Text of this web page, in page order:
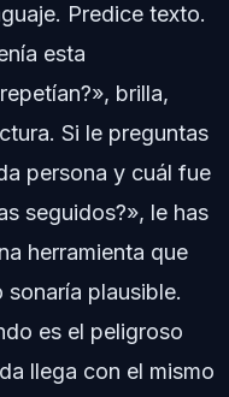
Predice texto.
esta
brilla,
Si le preguntas
persona y cuál fue
seguidos?», le has
herramienta que
sonaría plausible.
es el peligroso
llega con el mismo